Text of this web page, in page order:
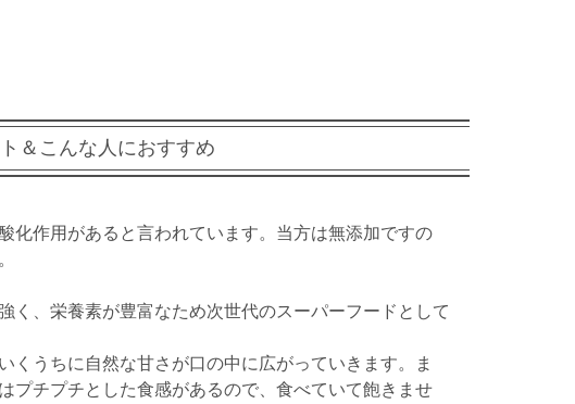
＆こんな人におすすめ
化作用があると言われています。当方は無添加ですの
く、栄養素が豊富なため次世代のスーパーフードとして
くうちに自然な甘さが口の中に広がっていきます。ま
プチプチとした食感があるので、食べていて飽きませ